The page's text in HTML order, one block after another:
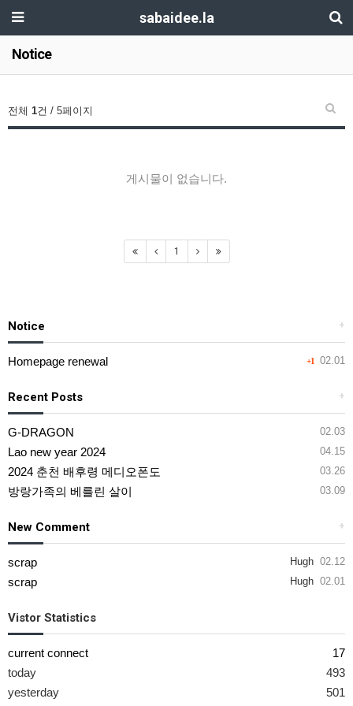
sabaidee.la
Notice
전체 1건 / 5페이지
게시물이 없습니다.
1
+
Notice
+1 02.01
Homepage renewal
+
Recent Posts
02.03
G-DRAGON
04.15
Lao new year 2024
03.26
2024 춘천 배후령 메디오폰도
03.09
방랑가족의 베를린 살이
+
New Comment
Hugh 02.12
scrap
Hugh 02.01
scrap
Vistor Statistics
current connect
17
today
493
yesterday
501